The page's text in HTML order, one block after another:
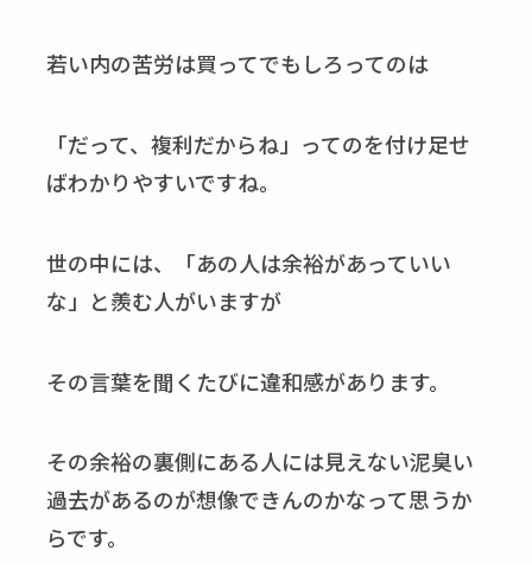
若い内の苦労は買ってでもしろってのは
「だって、複利だからね」ってのを付け足せ
ばわかりやすいですね。
世の中には、「あの人は余裕があっていい
な」と羨む人がいますが
その言葉を聞くたびに違和感があります。
その余裕の裏側にある人には見えない泥臭い
過去があるのが想像できんのかなって思うか
らです。